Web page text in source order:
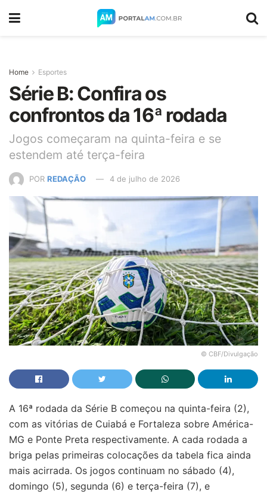
Home Esportes
Série B: Confira os
confrontos da 16ª rodada
Jogos começaram na quinta-feira e se
estendem até terça-feira
POR REDAÇÃO 4 de julho de 2026
© CBF/Divulgação
A 16ª rodada da Série B começou na quinta-feira (2),
com as vitórias de Cuiabá e Fortaleza sobre América-
MG e Ponte Preta respectivamente. A cada rodada a
briga pelas primeiras colocações da tabela fica ainda
mais acirrada. Os jogos continuam no sábado (4),
domingo (5), segunda (6) e terça-feira (7), e